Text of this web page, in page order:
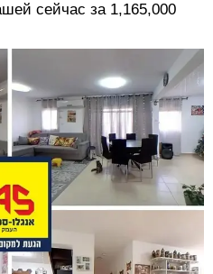
сейчас за 1,165,000